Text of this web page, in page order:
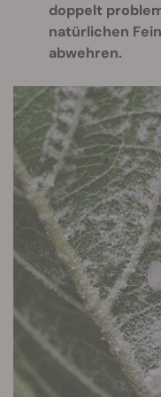
doppelt
natürlichen
abwehren.